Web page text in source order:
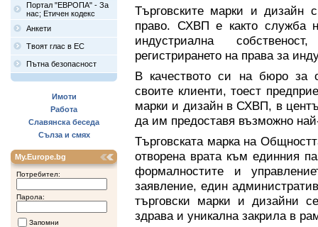
Портал "ЕВРОПА" - За
нас; Етичен кодекс
Анкети
Твоят глас в ЕС
Пътна безопасност
Имоти
Работа
Славянска беседа
Сълза и смях
My.Europe.bg
Потребител:
Парола:
Запомни
Търговските марки и дизайн
право. СХВП е както служба
индустриална
регистрирането на права за
В качеството си на бюро за
своите клиенти, тоест
марки и дизайн в СХВП, в
да им предоставя възможно
Търговската марка на
отворена врата към единния
формалностите и
заявление, един
търговски марки и дизайни
здрава и уникална закрила в